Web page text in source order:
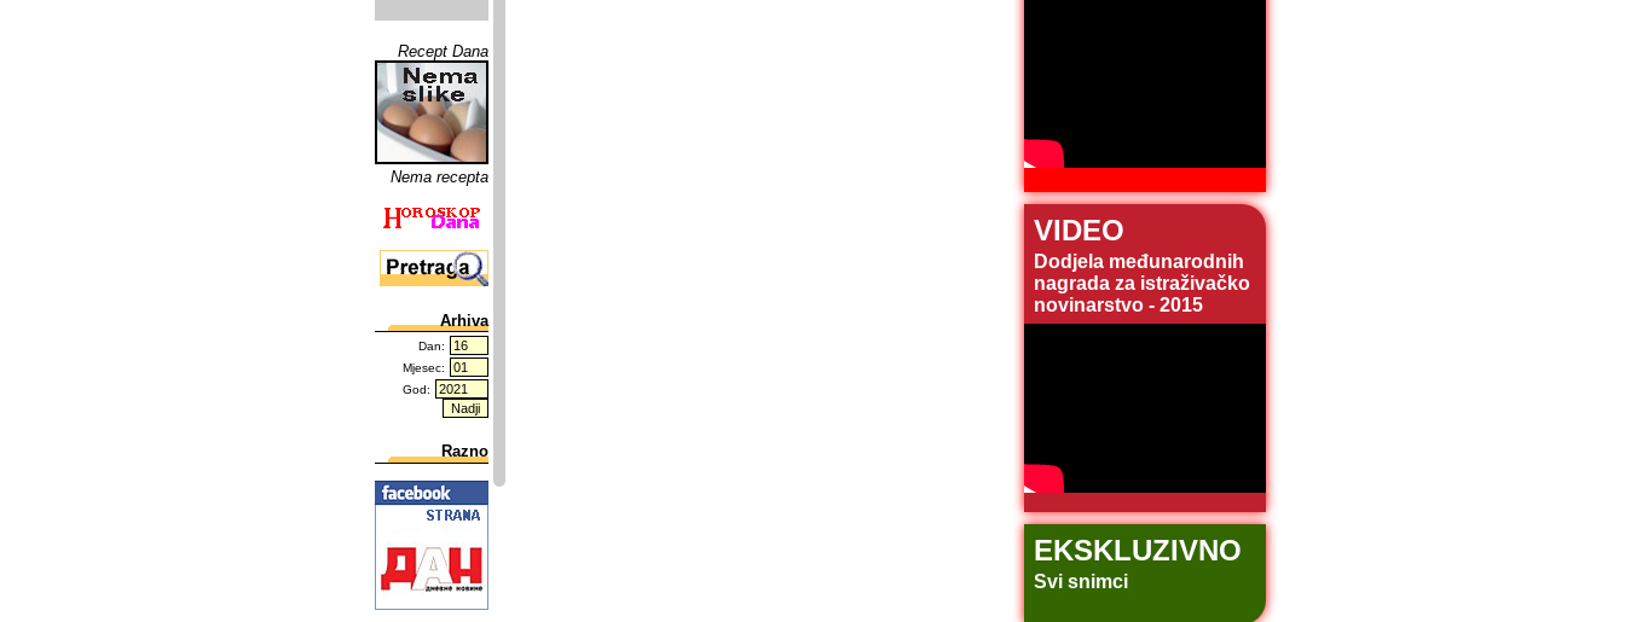
Recept Dana
Nema recepta
Arhiva
Dan:
Mjesec:
God:
Razno
VIDEO
Dodjela međunarodnih
nagrada za istraživačko
novinarstvo - 2015
EKSKLUZIVNO
Svi snimci